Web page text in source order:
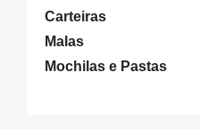
Carteiras
Malas
Mochilas e Pastas